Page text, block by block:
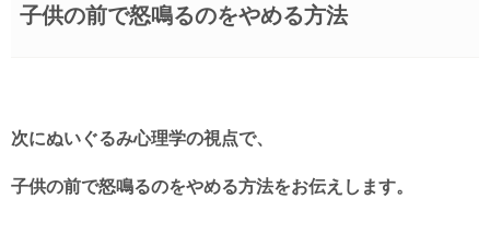
子供の前で怒鳴るのをやめる方法
次にぬいぐるみ心理学の視点で、
子供の前で怒鳴るのをやめる方法をお伝えします。